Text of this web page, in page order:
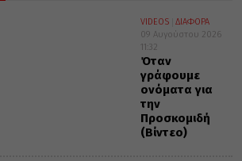
VIDEOS
ΔΙΑΦΟΡΑ
09 Αυγούστου 2026
11:32
Όταν
γράφουμε
ονόματα για
την
Προσκομιδή
(Βίντεο)